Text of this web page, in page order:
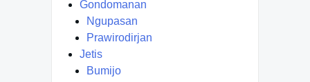
Gondomanan
Ngupasan
Prawirodirjan
Jetis
Bumijo